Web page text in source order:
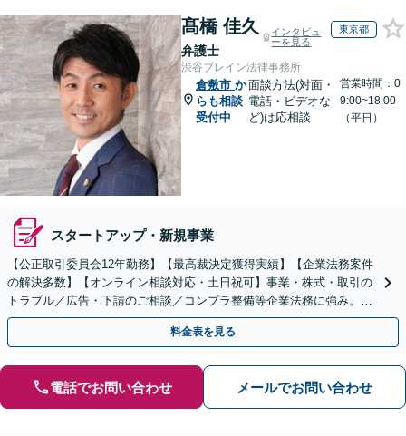
髙橋 佳久
弁護士
インタビュ
ーを見る
東京都
渋谷ブレイン法律事務所
倉敷市 か
らも相談
受付中
面談方法(対面・
電話・ビデオな
ど)は応相談
営業時間：0
9:00~18:00
（平日）
スタートアップ・新規事業
【公正取引委員会12年勤務】【最高裁決定獲得実績】【企業法務案件
の解決多数】【オンライン相談対応・土日祝可】事業・株式・取引の
トラブル／広告・下請のご相談／コンプラ整備等企業法務に強み。株
式の相続／誹謗中傷対策／不動産問題まで幅広く対応！
料金表を見る
電話でお問い合わせ メールでお問い合わせ